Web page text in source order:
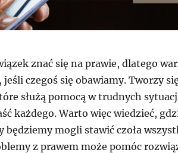
znać się na prawie, dlatego
czegoś się obawiamy. Tworzy
służą pomocą w trudnych
każdego. Warto więc wiedzieć,
będziemy mogli stawić czoła
z prawem może pomóc